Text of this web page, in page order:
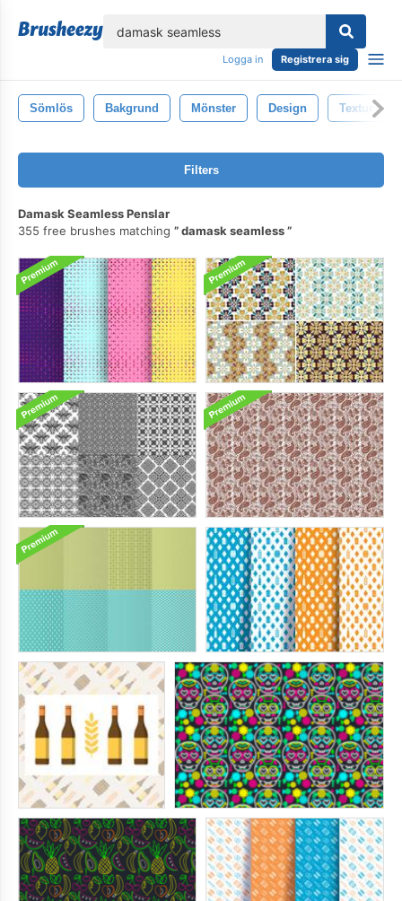
Logga in Registrera sig
Sömlös Bakgrund Mönster Design Textur
Filters
Damask Seamless Penslar
355 free brushes matching
damask seamless